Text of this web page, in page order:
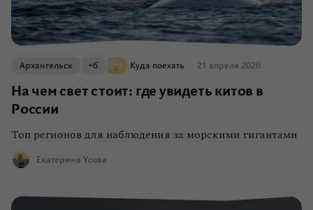
Куда поехать
+6
Архангельск 21 апреля 2026
На чем свет стоит: где увидеть китов в
России
Топ регионов для наблюдения за морскими гигантами
Екатерина Усова